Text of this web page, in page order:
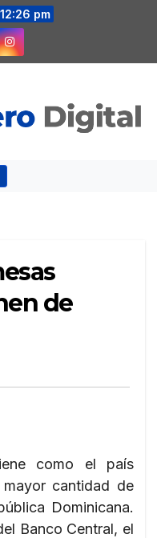
12:26 pm
de
como el país
cantidad de
Dominicana.
Banco Central, el